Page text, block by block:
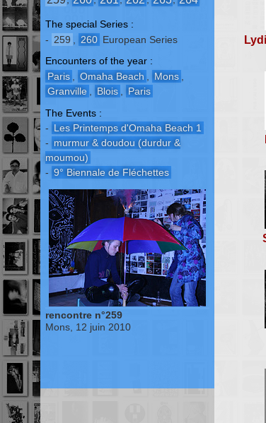
The special Series :
- 259 260 European Series
Encounters of the year :
Paris
Omaha Beach Mons
Granville
Blois
Paris
The Events :
- Les Printemps d'Omaha Beach 1
- murmur & doudou (durdur &
moumou)
- 9° Biennale de Fléchettes
rencontre n°259
Mons, 12 juin 2010